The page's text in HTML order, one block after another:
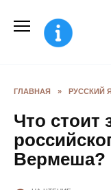
содержанию
ГЛАВНАЯ » РУССКИЙ
Что стоит
Вермеша?